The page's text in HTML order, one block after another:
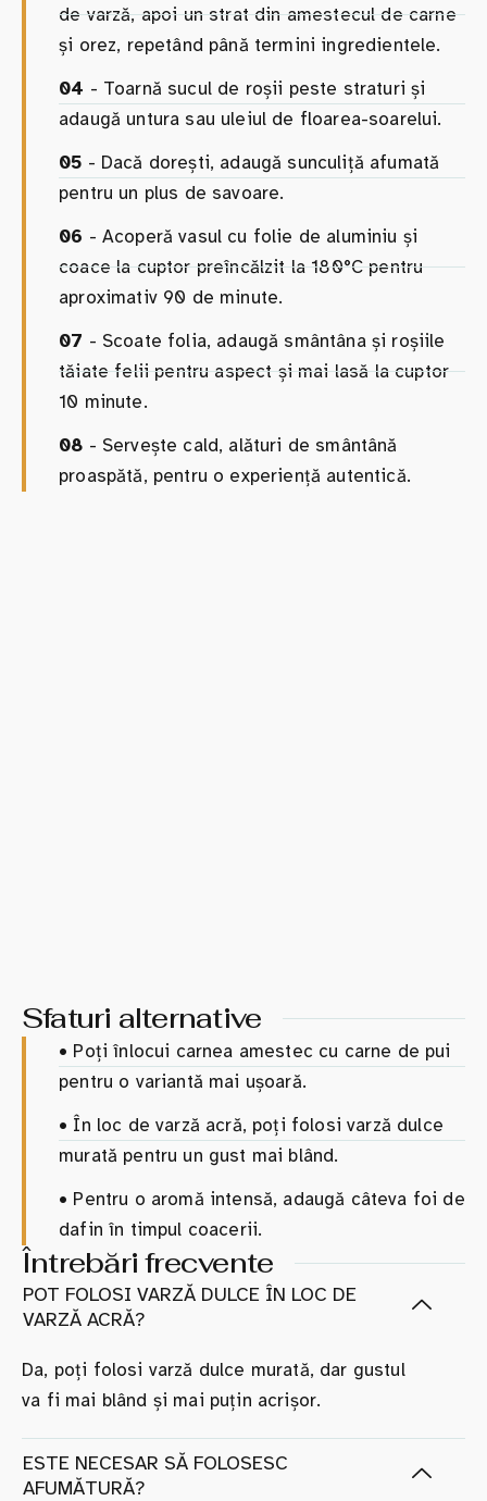
de varză, apoi un strat din amestecul de carne
și orez, repetând până termini ingredientele.
04 - Toarnă sucul de roșii peste straturi și
adaugă untura sau uleiul de floarea-soarelui.
05 - Dacă dorești, adaugă sunculiță afumată
pentru un plus de savoare.
06 - Acoperă vasul cu folie de aluminiu și
coace la cuptor preîncălzit la 180°C pentru
aproximativ 90 de minute.
07 - Scoate folia, adaugă smântâna și roșiile
tăiate felii pentru aspect și mai lasă la cuptor
10 minute.
08 - Servește cald, alături de smântână
proaspătă, pentru o experiență autentică.
Sfaturi alternative
• Poți înlocui carnea amestec cu carne de pui
pentru o variantă mai ușoară.
• În loc de varză acră, poți folosi varză dulce
murată pentru un gust mai blând.
• Pentru o aromă intensă, adaugă câteva foi de
dafin în timpul coacerii.
Întrebări frecvente
POT FOLOSI VARZĂ DULCE ÎN LOC DE
VARZĂ ACRĂ?
Da, poți folosi varză dulce murată, dar gustul
va fi mai blând și mai puțin acrișor.
ESTE NECESAR SĂ FOLOSESC
AFUMĂTURĂ?